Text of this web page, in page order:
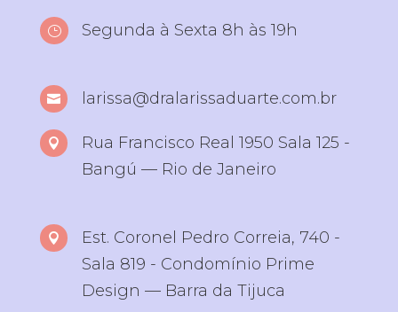
} Segunda à Sexta 8h às 19h
 larissa@dralarissaduarte.com.br

Rua Francisco Real 1950 Sala 125 -
Bangú — Rio de Janeiro

Est. Coronel Pedro Correia, 740 -
Sala 819 - Condomínio Prime
Design — Barra da Tijuca